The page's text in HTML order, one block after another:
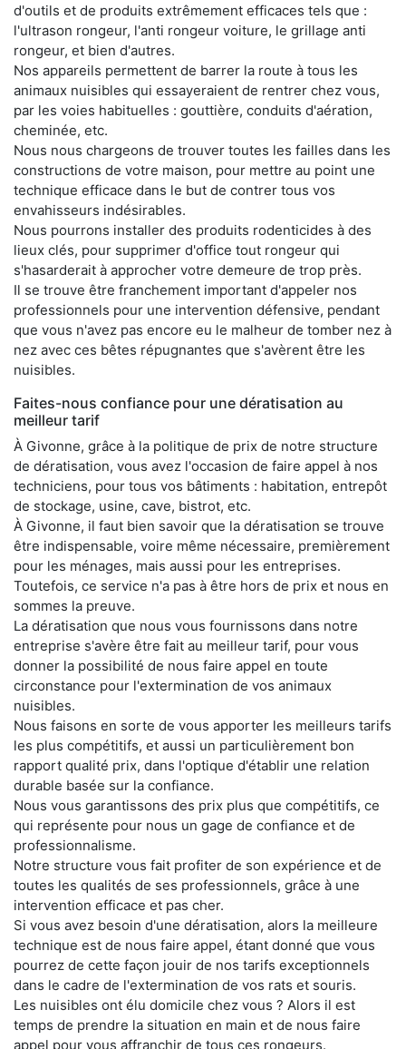
d'outils et de produits extrêmement efficaces tels que :
l'ultrason rongeur, l'anti rongeur voiture, le grillage anti
rongeur, et bien d'autres.
Nos appareils permettent de barrer la route à tous les
animaux nuisibles qui essayeraient de rentrer chez vous,
par les voies habituelles : gouttière, conduits d'aération,
cheminée, etc.
Nous nous chargeons de trouver toutes les failles dans les
constructions de votre maison, pour mettre au point une
technique efficace dans le but de contrer tous vos
envahisseurs indésirables.
Nous pourrons installer des produits rodenticides à des
lieux clés, pour supprimer d'office tout rongeur qui
s'hasarderait à approcher votre demeure de trop près.
Il se trouve être franchement important d'appeler nos
professionnels pour une intervention défensive, pendant
que vous n'avez pas encore eu le malheur de tomber nez à
nez avec ces bêtes répugnantes que s'avèrent être les
nuisibles.
Faites-nous confiance pour une dératisation au
meilleur tarif
À Givonne, grâce à la politique de prix de notre structure
de dératisation, vous avez l'occasion de faire appel à nos
techniciens, pour tous vos bâtiments : habitation, entrepôt
de stockage, usine, cave, bistrot, etc.
À Givonne, il faut bien savoir que la dératisation se trouve
être indispensable, voire même nécessaire, premièrement
pour les ménages, mais aussi pour les entreprises.
Toutefois, ce service n'a pas à être hors de prix et nous en
sommes la preuve.
La dératisation que nous vous fournissons dans notre
entreprise s'avère être fait au meilleur tarif, pour vous
donner la possibilité de nous faire appel en toute
circonstance pour l'extermination de vos animaux
nuisibles.
Nous faisons en sorte de vous apporter les meilleurs tarifs
les plus compétitifs, et aussi un particulièrement bon
rapport qualité prix, dans l'optique d'établir une relation
durable basée sur la confiance.
Nous vous garantissons des prix plus que compétitifs, ce
qui représente pour nous un gage de confiance et de
professionnalisme.
Notre structure vous fait profiter de son expérience et de
toutes les qualités de ses professionnels, grâce à une
intervention efficace et pas cher.
Si vous avez besoin d'une dératisation, alors la meilleure
technique est de nous faire appel, étant donné que vous
pourrez de cette façon jouir de nos tarifs exceptionnels
dans le cadre de l'extermination de vos rats et souris.
Les nuisibles ont élu domicile chez vous ? Alors il est
temps de prendre la situation en main et de nous faire
appel pour vous affranchir de tous ces rongeurs.